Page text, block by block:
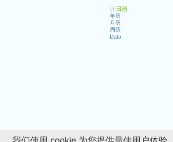
计日器
年历
月历
周历
Data